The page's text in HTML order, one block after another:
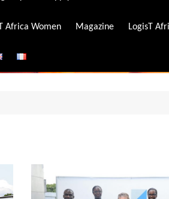
Africa Women Magazine LogisT